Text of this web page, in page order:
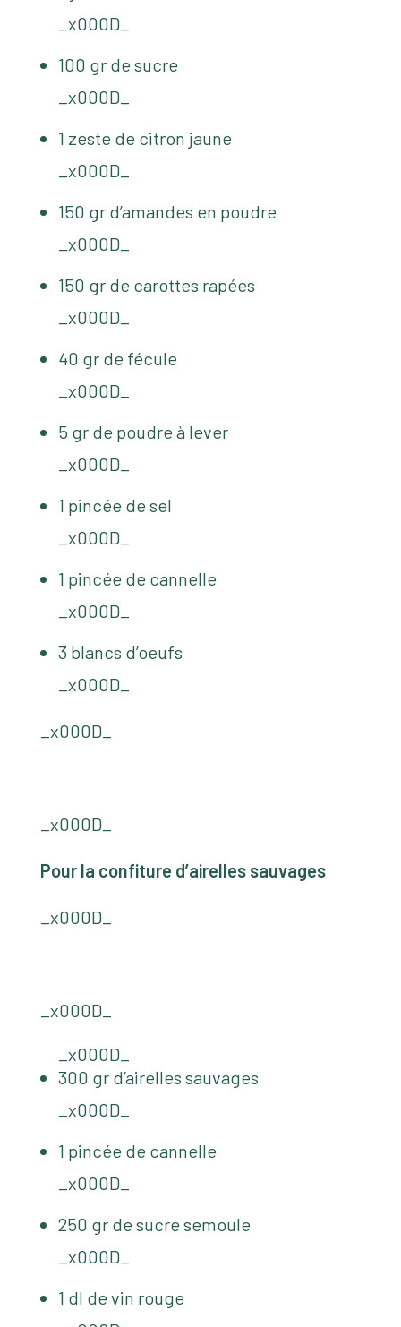
_x000D_
100 gr de sucre
_x000D_
1 zeste de citron jaune
_x000D_
150 gr d’amandes en poudre
_x000D_
150 gr de carottes rapées
_x000D_
40 gr de fécule
_x000D_
5 gr de poudre à lever
_x000D_
1 pincée de sel
_x000D_
1 pincée de cannelle
_x000D_
3 blancs d’oeufs
_x000D_
_x000D_
_x000D_
Pour la confiture d’airelles sauvages
_x000D_
_x000D_
_x000D_
300 gr d’airelles sauvages
_x000D_
1 pincée de cannelle
_x000D_
250 gr de sucre semoule
_x000D_
1 dl de vin rouge